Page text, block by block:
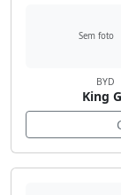
Sem foto
BYD
King